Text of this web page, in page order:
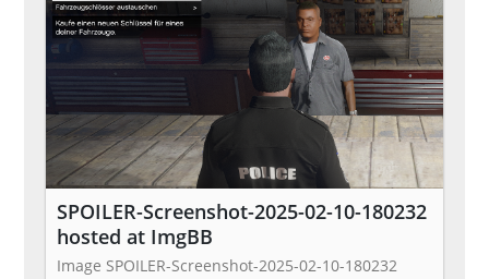
SPOILER-Screenshot-2025-02-10-180232
hosted at ImgBB
Image SPOILER-Screenshot-2025-02-10-180232